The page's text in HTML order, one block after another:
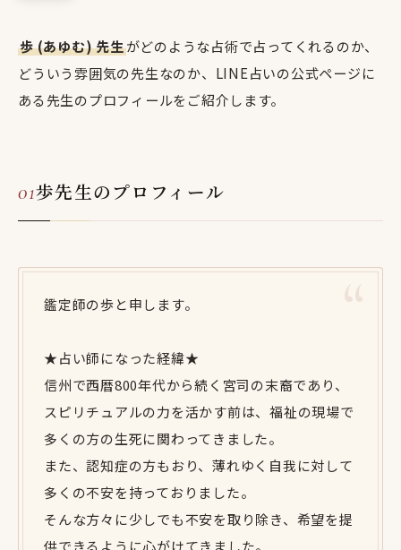
歩 (あゆむ) 先生がどのような占術で占ってくれるのか、
どういう雰囲気の先生なのか、LINE占いの公式ページに
ある先生のプロフィールをご紹介します。
歩先生のプロフィール
鑑定師の歩と申します。
★占い師になった経緯★
信州で西暦800年代から続く宮司の末裔であり、
スピリチュアルの力を活かす前は、福祉の現場で
多くの方の生死に関わってきました。
また、認知症の方もおり、薄れゆく自我に対して
多くの不安を持っておりました。
そんな方々に少しでも不安を取り除き、希望を提
供できるように心がけてきました。